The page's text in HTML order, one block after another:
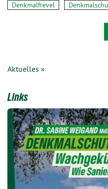
Denkmalfrevel
Aktuelles »
Links